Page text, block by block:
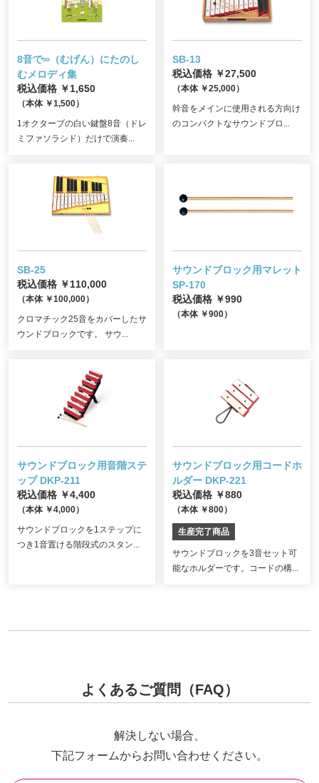
8音で∞（むげん）にたのし
むメロディ集
税込価格 ￥1,650
（本体 ￥1,500）
1オクターブの白い鍵盤8音（ドレ
ミファソラシド）だけで演奏...
SB-13
税込価格 ￥27,500
（本体 ￥25,000）
幹音をメインに使用される方向け
のコンパクトなサウンドブロ...
SB-25
税込価格 ￥110,000
（本体 ￥100,000）
クロマチック25音をカバーしたサ
ウンドブロックです。 サウ...
サウンドブロック用マレット
SP-170
税込価格 ￥990
（本体 ￥900）
サウンドブロック用音階ステ
ップ DKP-211
税込価格 ￥4,400
（本体 ￥4,000）
サウンドブロックを1ステップに
つき1音置ける階段式のスタン...
サウンドブロック用コードホ
ルダー DKP-221
税込価格 ￥880
（本体 ￥800）
生産完了商品
サウンドブロックを3音セット可
能なホルダーです。コードの構...
よくあるご質問（FAQ）
解決しない場合、
下記フォームからお問い合わせください。